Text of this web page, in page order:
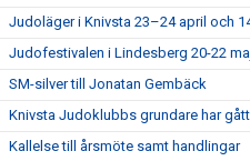
Judoläger i Knivsta 23–24 april och
Judofestivalen i Lindesberg 20-22
SM-silver till Jonatan Gembäck
Knivsta Judoklubbs grundare har
Kallelse till årsmöte samt handlingar